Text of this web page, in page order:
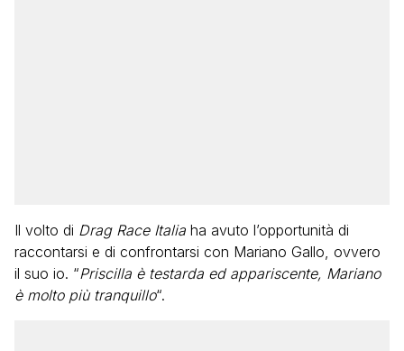
Il volto di Drag Race Italia ha avuto l’opportunità di
raccontarsi e di confrontarsi con Mariano Gallo, ovvero
il suo io. “Priscilla è testarda ed appariscente, Mariano
è molto più tranquillo“.